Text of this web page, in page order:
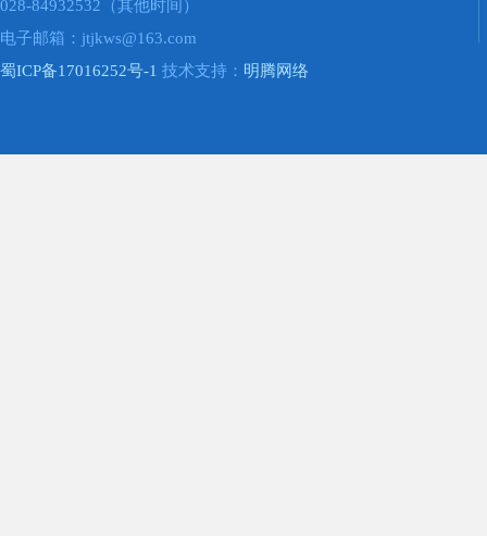
028-84932532（其他时间）
电子邮箱：jtjkws@163.com
蜀ICP备17016252号-1 技术支持： 明腾网络